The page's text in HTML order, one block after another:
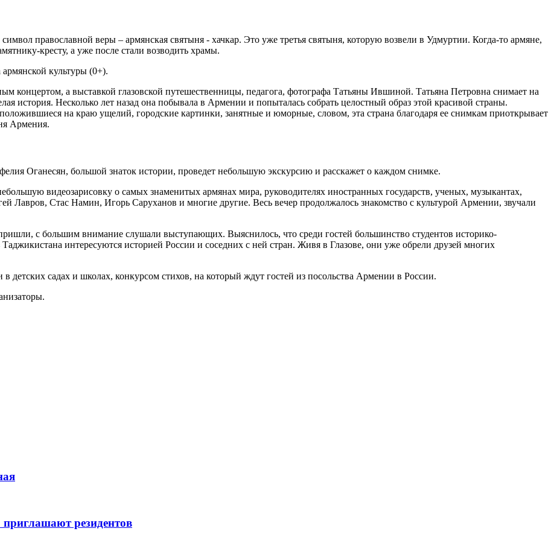
православной веры – армянская святыня - хачкар. Это уже третья святыня, которую возвели в Удмуртии. Когда-то армяне,
кресту, а уже после стали возводить храмы.
культуры (0+).
концертом, а выставкой глазовской путешественницы, педагога, фотографа Татьяны Ившиной. Татьяна Петровна снимает на
история. Несколько лет назад она побывала в Армении и попыталась собрать целостный образ этой красивой страны.
на краю ущелий, городские картинки, занятные и юморные, словом, эта страна благодаря ее снимкам приоткрывает
Армения.
Оганесян, большой знаток истории, проведет небольшую экскурсию и расскажет о каждом снимке.
видеозарисовку о самых знаменитых армянах мира, руководителях иностранных государств, ученых, музыкантах,
Лавров, Стас Намин, Игорь Саруханов и многие другие. Весь вечер продолжалось знакомство с культурой Армении, звучали
с большим внимание слушали выступающих. Выяснилось, что среди гостей большинство студентов историко-
интересуются историей России и соседних с ней стран. Живя в Глазове, они уже обрели друзей многих
детских садах и школах, конкурсом стихов, на который ждут гостей из посольства Армении в России.
резидентов